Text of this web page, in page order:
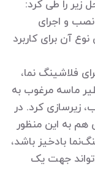
زیر را طی کرد:
و اجرای
آن برای کاربرد
فلاشینگ نما،
ماسه مرغوب به
زیرسازی کرد. در
به این منظور
بادخیز باشد،
جهت یک